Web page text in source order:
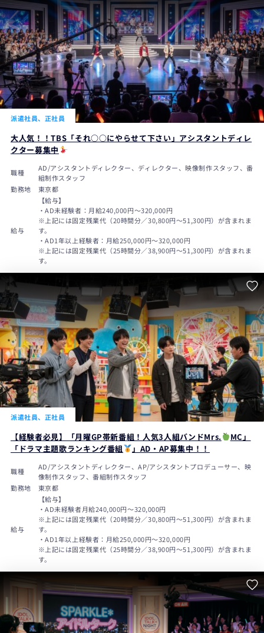
派遣社員、正社員
大人気！！TBS「それ○○にやらせて下さい」アシスタントディレ
クター募集中
職種
AD/アシスタントディレクター、ディレクター、映像制作スタッフ、番
組制作スタッフ
勤務地
東京都
給与
【給与】
・AD未経験者：月給240,000円〜320,000円
※上記には固定残業代（20時間分／30,800円～51,300円）が含まれま
す。
・AD1年以上経験者：月給250,000円～320,000円
※上記には固定残業代（25時間分／38,900円～51,300円）が含まれま
す。
派遣社員、正社員
【経験者必見】「月曜GP帯新番組！人気3人組バンドMrs.
MC」
「ドラマ主題歌ランキング番組
」AD・AP募集中！！
職種
AD/アシスタントディレクター、AP/アシスタントプロデューサー、映
像制作スタッフ、番組制作スタッフ
勤務地
東京都
給与
【給与】
・AD未経験者月給240,000円〜320,000円
※上記には固定残業代（20時間分／30,800円～51,300円）が含まれま
す。
・AD1年以上経験者：月給250,000円～320,000円
※上記には固定残業代（25時間分／38,900円～51,300円）が含まれま
す。